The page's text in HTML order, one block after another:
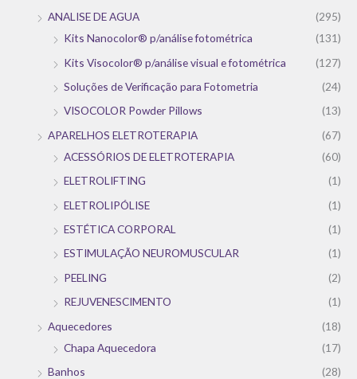
ANALISE DE AGUA
(295)
Kits Nanocolor® p/análise fotométrica
(131)
Kits Visocolor® p/análise visual e fotométrica
(127)
Soluções de Verificação para Fotometria
(24)
VISOCOLOR Powder Pillows
(13)
APARELHOS ELETROTERAPIA
(67)
ACESSÓRIOS DE ELETROTERAPIA
(60)
ELETROLIFTING
(1)
ELETROLIPÓLISE
(1)
ESTÉTICA CORPORAL
(1)
ESTIMULAÇÃO NEUROMUSCULAR
(1)
PEELING
(2)
REJUVENESCIMENTO
(1)
Aquecedores
(18)
Chapa Aquecedora
(17)
Banhos
(28)